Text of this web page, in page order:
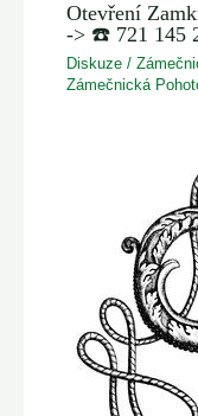
Otevření
-> ☎️ 721 145
Diskuze /
Zámečnická